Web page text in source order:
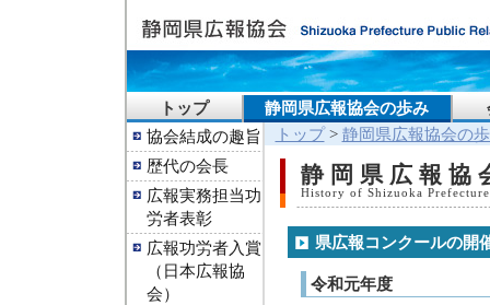
トップ 静岡県広報協会の歩み
協会結成の趣旨
歴代の会長
広報実務担当功
労者表彰
広報功労者入賞
（日本広報協
会）
トップ> 静岡県広報協会の
静岡県広報協
History of Shizuoka
県広報コンクールの開
令和元年度